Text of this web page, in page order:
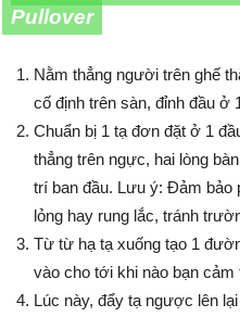
Pullover
Nằm thẳng người trên ghế
cố định trên sàn, đỉnh đầu ở
Chuẩn bị 1 tạ đơn đặt ở 1
thẳng trên ngực, hai lòng
trí ban đầu. Lưu ý: Đảm bảo
lỏng hay rung lắc, tránh
Từ từ hạ tạ xuống tạo 1
vào cho tới khi nào bạn
Lúc này, đẩy tạ ngược lên